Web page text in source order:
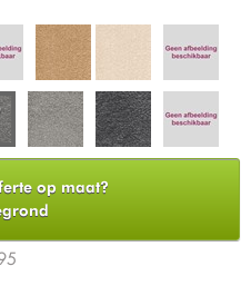
op maat?